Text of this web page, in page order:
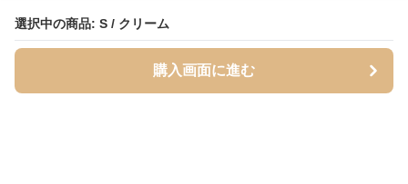
選択中の商品: S / クリーム
購入画面に進む
選択中の商品: S / クリーム
購入画面に進む